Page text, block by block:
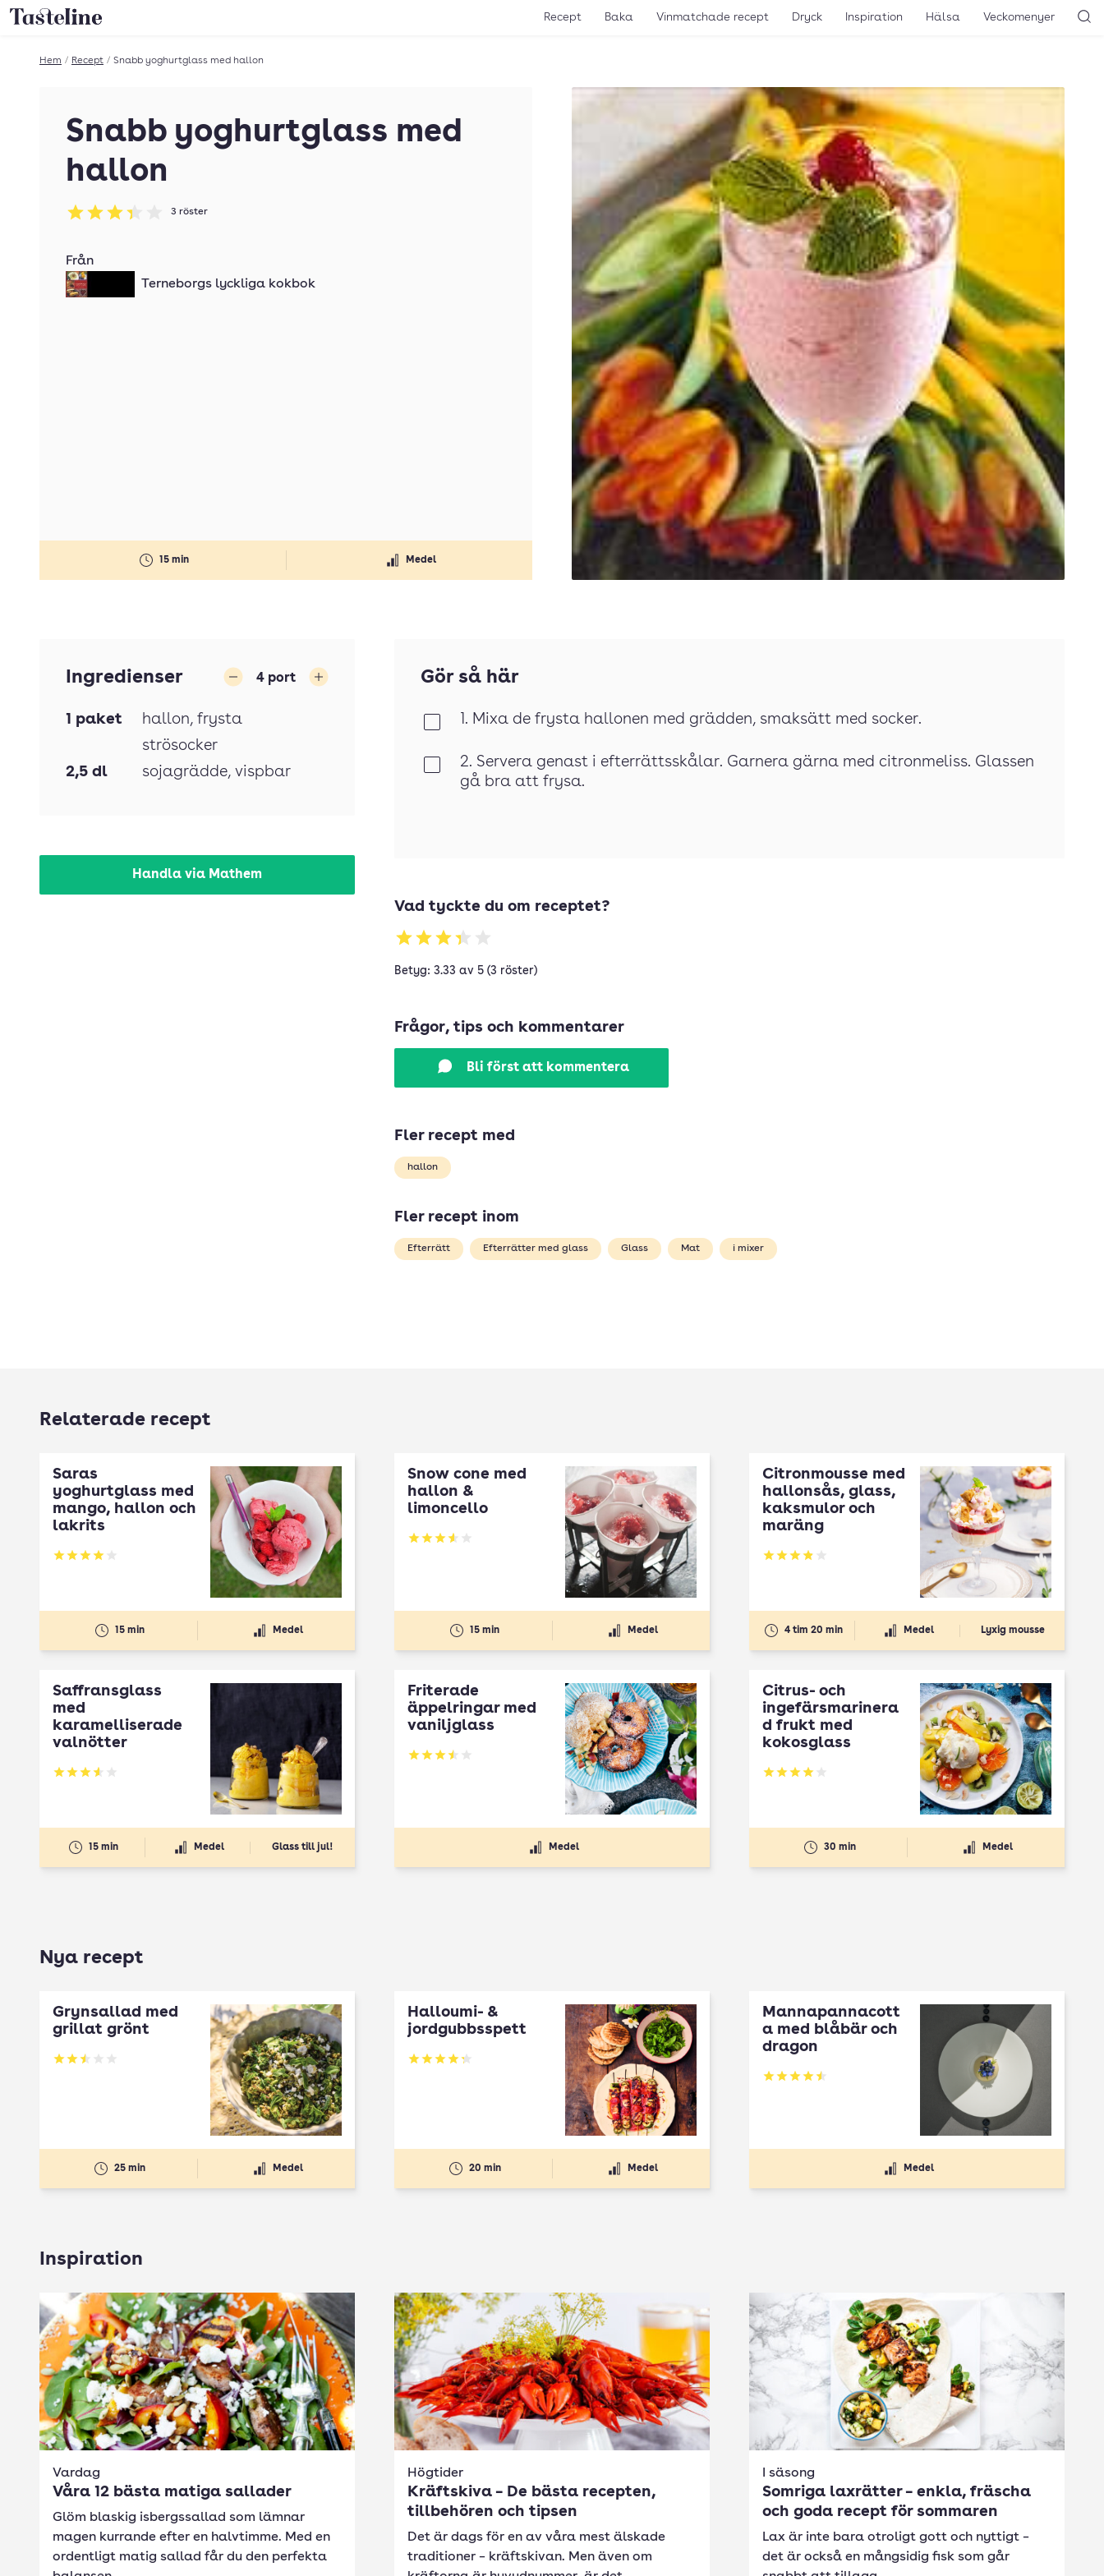
Till Tastelines startsida Recept Baka Vinmatchade recept Dryck Inspiration Hälsa Veckomenyer
Hem / Recept / Snabb yoghurtglass med hallon
Snabb yoghurtglass med
hallon
Betyg: 3.33 av 5
3 röster
15 min Medel
Från
Terneborgs lyckliga kokbok
Ingredienser 4 port
1 paket hallon, frysta
strösocker
2,5 dl sojagrädde, vispbar
Handla via Mathem
Gör så här
1. Mixa de frysta hallonen med grädden, smaksätt med socker.
2. Servera genast i efterrättsskålar. Garnera gärna med citronmeliss. Glassen
gå bra att frysa.
Vad tyckte du om receptet?
Betyg: 3.33 av 5 (3 röster)
Frågor, tips och kommentarer
Bli först att kommentera
Fler recept med
hallon
Fler recept inom
Efterrätt Efterrätter med glass Glass Mat i mixer
Relaterade recept
Saras
yoghurtglass med
mango, hallon och
lakrits
Betyg: 4 av 5
15 min Medel
Snow cone med
hallon &
limoncello
Betyg: 3.6 av 5
15 min Medel
Citronmousse med
hallonsås, glass,
kaksmulor och
maräng
Betyg: 3.87 av 5
4 tim 20 min Medel Lyxig mousse
Saffransglass
med
karamelliserade
valnötter
Betyg: 3.54 av 5
15 min Medel Glass till jul!
Friterade
äppelringar med
vaniljglass
Betyg: 3.51 av 5
Medel
Citrus- och
ingefärsmarinera
d frukt med
kokosglass
Betyg: 4 av 5
30 min Medel
Nya recept
Grynsallad med
grillat grönt
Betyg: 2.5 av 5
25 min Medel
Halloumi- &
jordgubbsspett
Betyg: 4.3 av 5
20 min Medel
Mannapannacott
a med blåbär och
dragon
Betyg: 4.5 av 5
Medel
Inspiration
Vardag
Våra 12 bästa matiga sallader
Glöm blaskig isbergssallad som lämnar
magen kurrande efter en halvtimme. Med en
ordentligt matig sallad får du den perfekta
Högtider
Kräftskiva – De bästa recepten,
tillbehören och tipsen
Det är dags för en av våra mest älskade
traditioner – kräftskivan. Men även om
I säsong
Somriga laxrätter – enkla, fräscha
och goda recept för sommaren
Lax är inte bara otroligt gott och nyttigt –
det är också en mångsidig fisk som går